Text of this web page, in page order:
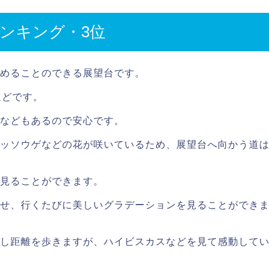
キング・3位
ることのできる展望台です。
です。
どもあるので安心です。
ソウゲなどの花が咲いているため、展望台へ向かう道は
ることができます。
、行くたびに美しいグラデーションを見ることができま
距離を歩きますが、ハイビスカスなどを見て感動してい